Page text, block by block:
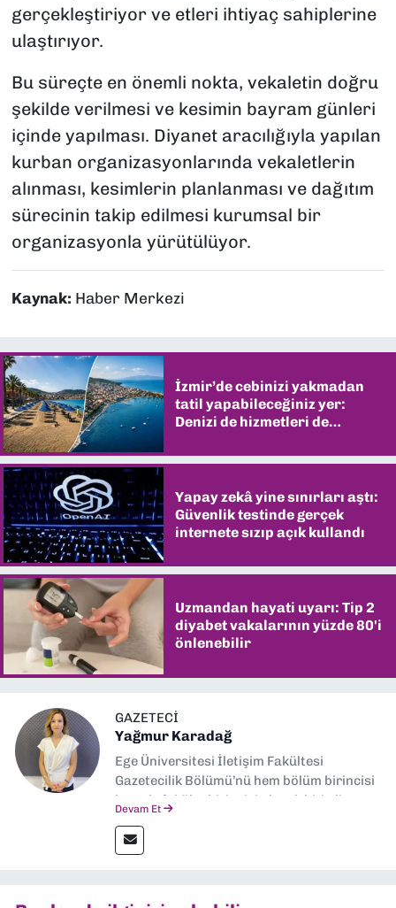
gerçekleştiriyor ve etleri ihtiyaç sahiplerine
ulaştırıyor.
Bu süreçte en önemli nokta, vekaletin doğru
şekilde verilmesi ve kesimin bayram günleri
içinde yapılması. Diyanet aracılığıyla yapılan
kurban organizasyonlarında vekaletlerin
alınması, kesimlerin planlanması ve dağıtım
sürecinin takip edilmesi kurumsal bir
organizasyonla yürütülüyor.
Kaynak: Haber Merkezi
İzmir’de cebinizi yakmadan
tatil yapabileceğiniz yer:
Denizi de hizmetleri de
Yapay zekâ yine sınırları aştı:
Güvenlik testinde gerçek
internete sızıp açık kullandı
Uzmandan hayati uyarı: Tip 2
diyabet vakalarının yüzde 80'i
önlenebilir
GAZETECI
Yağmur Karadağ
Ege Üniversitesi İletişim Fakültesi
Gazetecilik Bölümü’nü hem bölüm birincisi
hem de fakülte birincisi olarak bitirdim.
İletişim” üzerine yüksek lisans eğitimimi
tamamladım. Halen aynı anabilim dalında
Devam Et